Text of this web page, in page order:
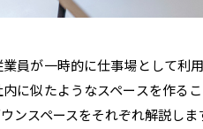
員が一時的に仕事場として利
に似たようなスペースを作る
ンスペースをそれぞれ解説しま